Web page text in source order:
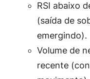
RSI abaixo
(saída de
emergindo).
Volume de
recente